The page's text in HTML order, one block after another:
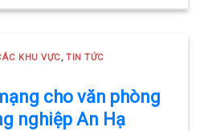
KHU VỰC,TIN TỨC
cho văn phòng
nghiệp An Hạ